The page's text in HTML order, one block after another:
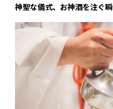
神聖な儀式、お神酒を注ぐ